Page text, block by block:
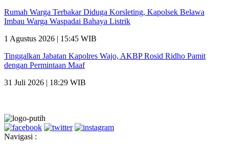
Rumah Warga Terbakar Diduga Korsleting, Kapolsek Belawa
Imbau Warga Waspadai Bahaya Listrik
1 Agustus 2026 | 15:45 WIB
Tinggalkan Jabatan Kapolres Wajo, AKBP Rosid Ridho Pamit
dengan Permintaan Maaf
31 Juli 2026 | 18:29 WIB
Navigasi :